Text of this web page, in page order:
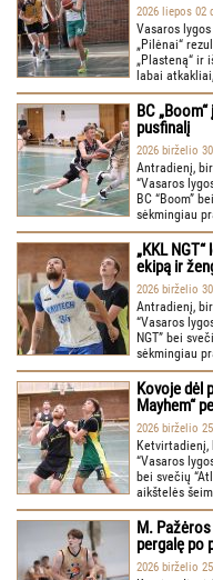
2026 liepos 02
Vasaros
„Pilėnai“
„Plasteną“ ir
labai
BC
pusfinalį
2026 birželio
Antradienį,
“Vasaros
BC “Boom”
sėkmingiau
„KKL
ekipą ir
2026 birželio
Antradienį,
“Vasaros
NGT” bei
sėkmingiau
Kovoje dėl
Mayhem“
2026 birželio
Ketvirtadienį,
“Vasaros
bei svečių
aikštelės
M.
pergalę po
2026 birželio